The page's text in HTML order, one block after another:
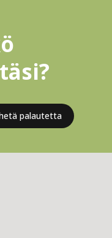
palautetta